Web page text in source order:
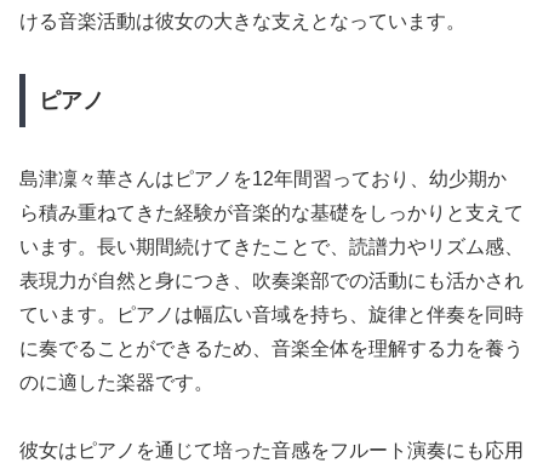
ける音楽活動は彼女の大きな支えとなっています。
ピアノ
島津凜々華さんはピアノを12年間習っており、幼少期か
ら積み重ねてきた経験が音楽的な基礎をしっかりと支えて
います。長い期間続けてきたことで、読譜力やリズム感、
表現力が自然と身につき、吹奏楽部での活動にも活かされ
ています。ピアノは幅広い音域を持ち、旋律と伴奏を同時
に奏でることができるため、音楽全体を理解する力を養う
のに適した楽器です。
彼女はピアノを通じて培った音感をフルート演奏にも応用